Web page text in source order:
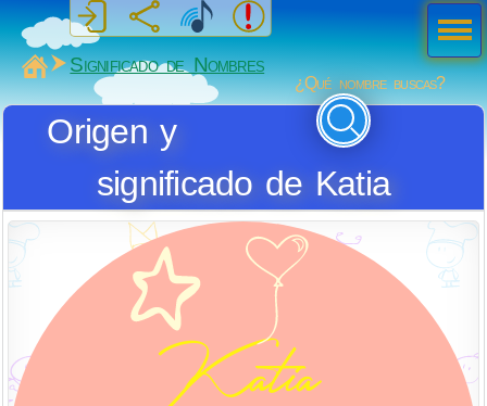
MiSabueso
Significado de Nombres
¿Qué nombre buscas?
Origen y
significado de Katia
Men
ú